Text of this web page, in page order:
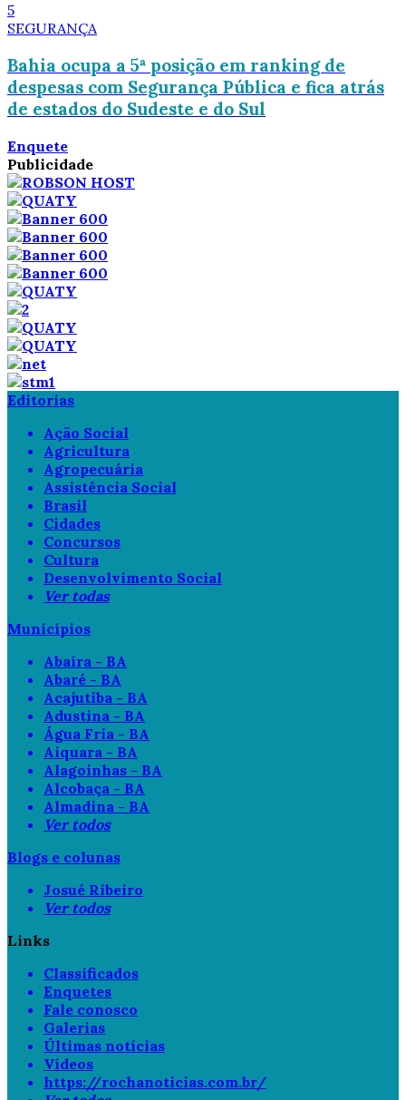
5
SEGURANÇA
Bahia ocupa a 5ª posição em ranking de
despesas com Segurança Pública e fica atrás
de estados do Sudeste e do Sul
Enquete
Publicidade
Editorias
Ação Social
Agricultura
Agropecuária
Assistência Social
Brasil
Cidades
Concursos
Cultura
Desenvolvimento Social
Ver todas
Municípios
Abaíra - BA
Abaré - BA
Acajutiba - BA
Adustina - BA
Água Fria - BA
Aiquara - BA
Alagoinhas - BA
Alcobaça - BA
Almadina - BA
Ver todos
Blogs e colunas
Josué Ribeiro
Ver todos
Links
Classificados
Enquetes
Fale conosco
Galerias
Últimas notícias
Vídeos
https://rochanoticias.com.br/